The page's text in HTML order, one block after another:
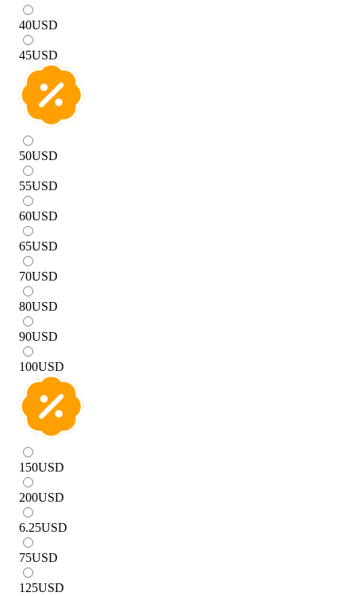
40USD
45USD
50USD
55USD
60USD
65USD
70USD
80USD
90USD
100USD
150USD
200USD
6.25USD
75USD
125USD